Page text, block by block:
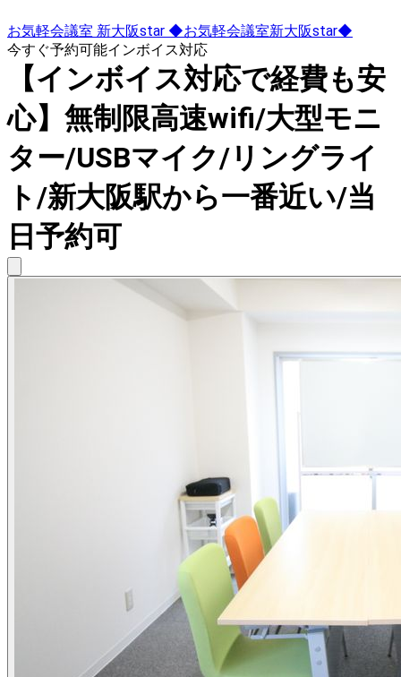
お気軽会議室 新大阪star ◆お気軽会議室新大阪star◆
今すぐ予約可能インボイス対応
【インボイス対応で経費も安
心】無制限高速wifi/大型モニ
ター/USBマイク/リングライ
ト/新大阪駅から一番近い/当
日予約可